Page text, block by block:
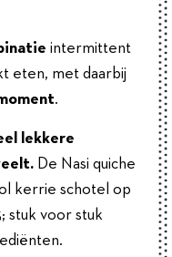
intermittent
eten, met daarbij
.
lekkere
De Nasi quiche
kerrie schotel op
stuk voor stuk